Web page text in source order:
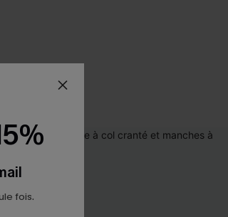
fois.